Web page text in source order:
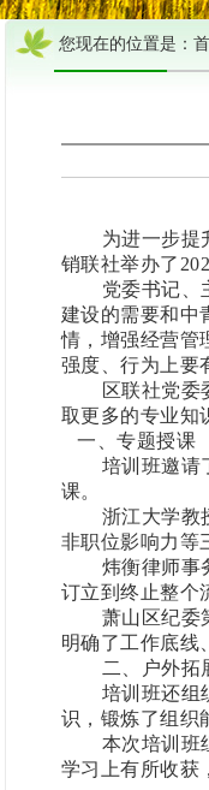
您现在的位置是：
为进一步提
销联社举办了
党委书记、
建设的需要和中
情，增强经营管
强度、行为上要
区联社党委
取更多的专业知
一、专题授课
培训班邀请
课。
浙江大学教
非职位影响力等
炜衡律师事
订立到终止整个
萧山区纪委
明确了工作底线
二、
户外拓
培训班还组
识，锻炼了组织
本次培训班
学习上有所收获